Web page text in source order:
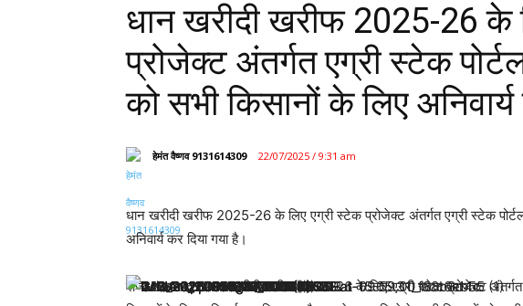
धान खरीदी खरीफ 2025-26 के
प्रोजेक्ट अंतर्गत एग्री स्टेक
को सभी किसानों के लिए
हेमंत वैष्णव 9131614309 22/07/2025 / 9:31 am
धान खरीदी खरीफ 2025-26 के लिए एग्री स्टेक प्रोजेक्ट अंतर्गत एग्री स्टेक
अनिवार्य कर दिया गया है।
राज्य शासन द्वारा धान खरीदी खरीफ 2025-26 के लिए एग्री स्टेक प्रोजेक्ट